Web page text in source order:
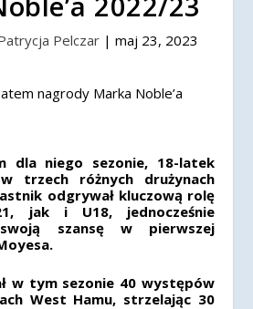
Pelczar| maj 23, 2023
dla niego sezonie, 18-latek
trzech różnych drużynach
odgrywał kluczową rolę
jak i U18, jednocześnie
szansę w pierwszej
w tym sezonie 40 występów
West Hamu, strzelając 30